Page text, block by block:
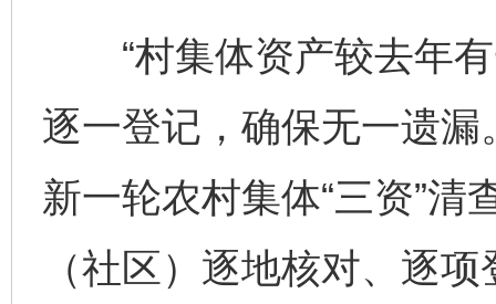
“村集体资产较去年有
逐一登记，确保无一遗
新一轮农村集体“三资”
（社区）逐地核对、逐